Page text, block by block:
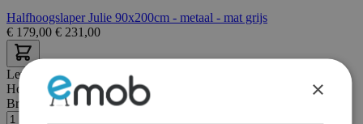
Halfhoogslaper Julie 90x200cm - metaal - mat grijs
€ 179,00 € 231,00
Lengte:
210 cm
Hoogte:165 cm
Breedte/diepte: 97 cm
×